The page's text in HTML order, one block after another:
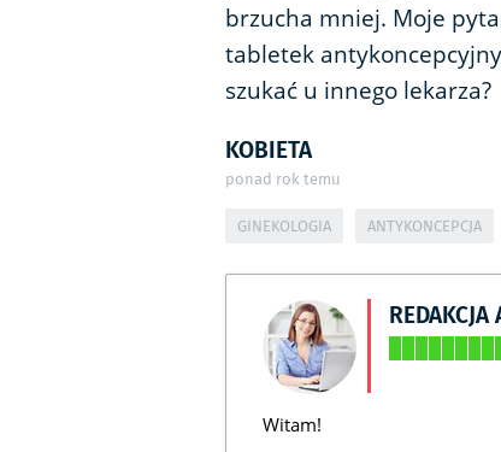
brzucha mniej. Moje
tabletek
szukać u innego lekarza?
KOBIETA
ponad rok temu
GINEKOLOGIA ANTYKONCEPCJA
Witam!